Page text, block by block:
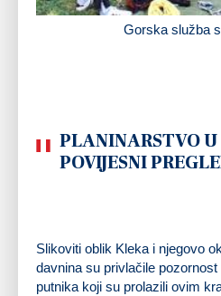
Gorska služba
PLANINARSTVO
POVIJESNI
Slikoviti oblik Kleka i njegovo
davnina su privlačile
putnika koji su prolazili ovim